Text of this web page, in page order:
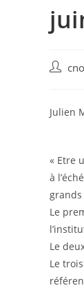
Julien
« Etre
à
Le
Le
Le